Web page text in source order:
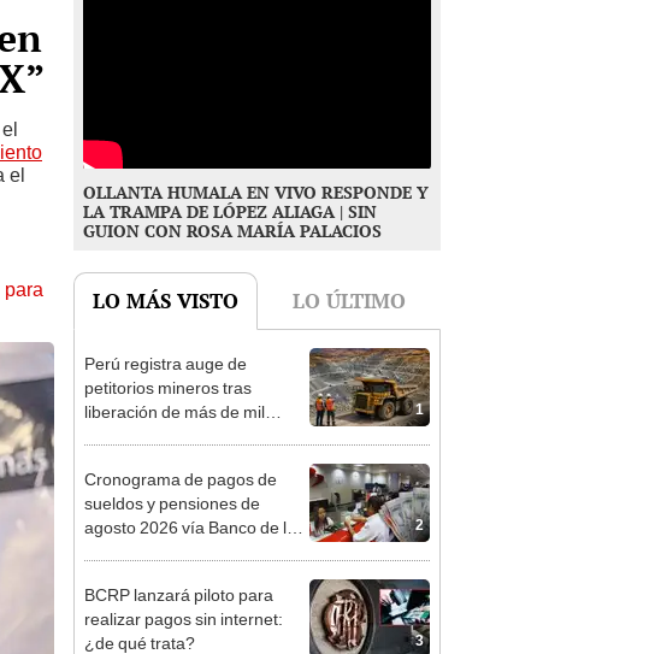
el
para
OLLANTA HUMALA EN VIVO RESPONDE Y
LA TRAMPA DE LÓPEZ ALIAGA | SIN
GUION CON ROSA MARÍA PALACIOS
LO MÁS VISTO LO ÚLTIMO
1
Perú registra auge de
petitorios mineros tras
liberación de más de mil
2
Cronograma de pagos de
sueldos y pensiones de
agosto 2026 vía Banco de la
3
BCRP lanzará piloto para
realizar pagos sin internet:
¿de qué trata?